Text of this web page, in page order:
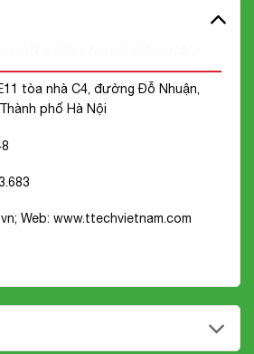
tòa nhà C4, đường Đỗ Nhuận,
phố Hà Nội
Web: www.ttechvietnam.com